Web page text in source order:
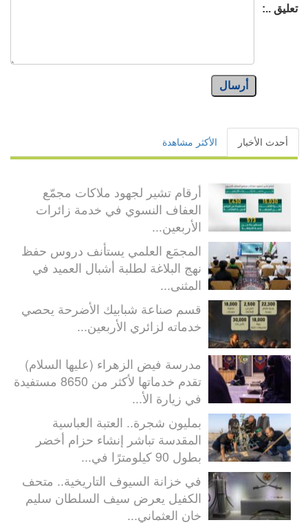
تعليق ..:
أرسال
أحدث الأخبار الأكثر مشاهدة
أرقام تشير لجهود ملاكات مجمّع
العفاف النسوي في خدمة زائرات
الأربعين...
المجمَع العلمي يستأنف دروس حفظ
نهج البلاغة لطلبة أشبال العميد في
المثنى...
قسم صناعة شبابيك الأضرحة يحصي
خدماته لزائري الأربعين...
مدرسة فيض الزهراء (عليها السلام)
تقدم خدماتها لأكثر من 8650 مستفيدة
في زيارة الأ...
بمليون شجرة.. العتبة العباسية
المقدسة تباشر إنشاء حزام أخضر
بطول 90 كيلومترًا في...
في خزانة السيوف التاريخية.. متحف
الكفيل يعرض سيف السلطان سليم
خان العثماني...